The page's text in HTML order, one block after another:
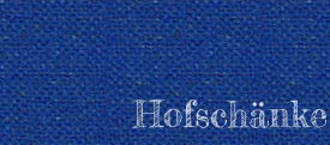
Hofschänke